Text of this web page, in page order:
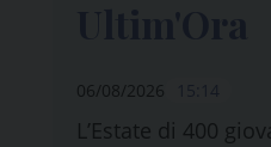
06/08/2026
L’Estate di 400